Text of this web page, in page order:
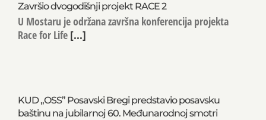
Završio dvogodišnji projekt RACE 2
U Mostaru je održana završna konferencija projekta
Race for Life [...]
KUD „OSS” Posavski Bregi predstavio posavsku
baštinu na jubilarnoj 60. Međunarodnoj smotri